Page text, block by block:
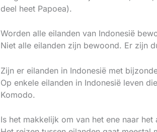
deel heet Papoea).
Worden alle eilanden van Indonesië
Niet alle eilanden zijn bewoond. Er zijn
Zijn er eilanden in Indonesië met
Op enkele eilanden in Indonesië leven
Komodo.
Is het makkelijk om van het ene naar het